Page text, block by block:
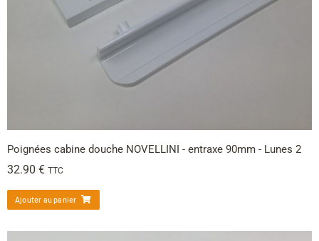
Poignées cabine douche NOVELLINI - entraxe 90mm - Lunes 2
32.90 € TTC
Ajouter au panier